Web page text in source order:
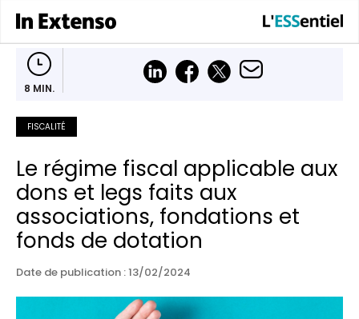
8 MIN.
FISCALITÉ
Le régime fiscal applicable aux
dons et legs faits aux
associations, fondations et
fonds de dotation
Date de publication : 13/02/2024